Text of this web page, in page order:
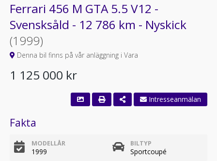
Ferrari 456 M GTA 5.5 V12 -
Svensksåld - 12 786 km - Nyskick
(1999)
Denna bil finns på vår anläggning i Vara
1 125 000 kr
Intresseanmälan
Fakta
MODELLÅR
1999
BILTYP
Sportcoupé